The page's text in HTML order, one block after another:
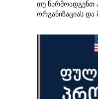
თუ
ორგანიზაციას და